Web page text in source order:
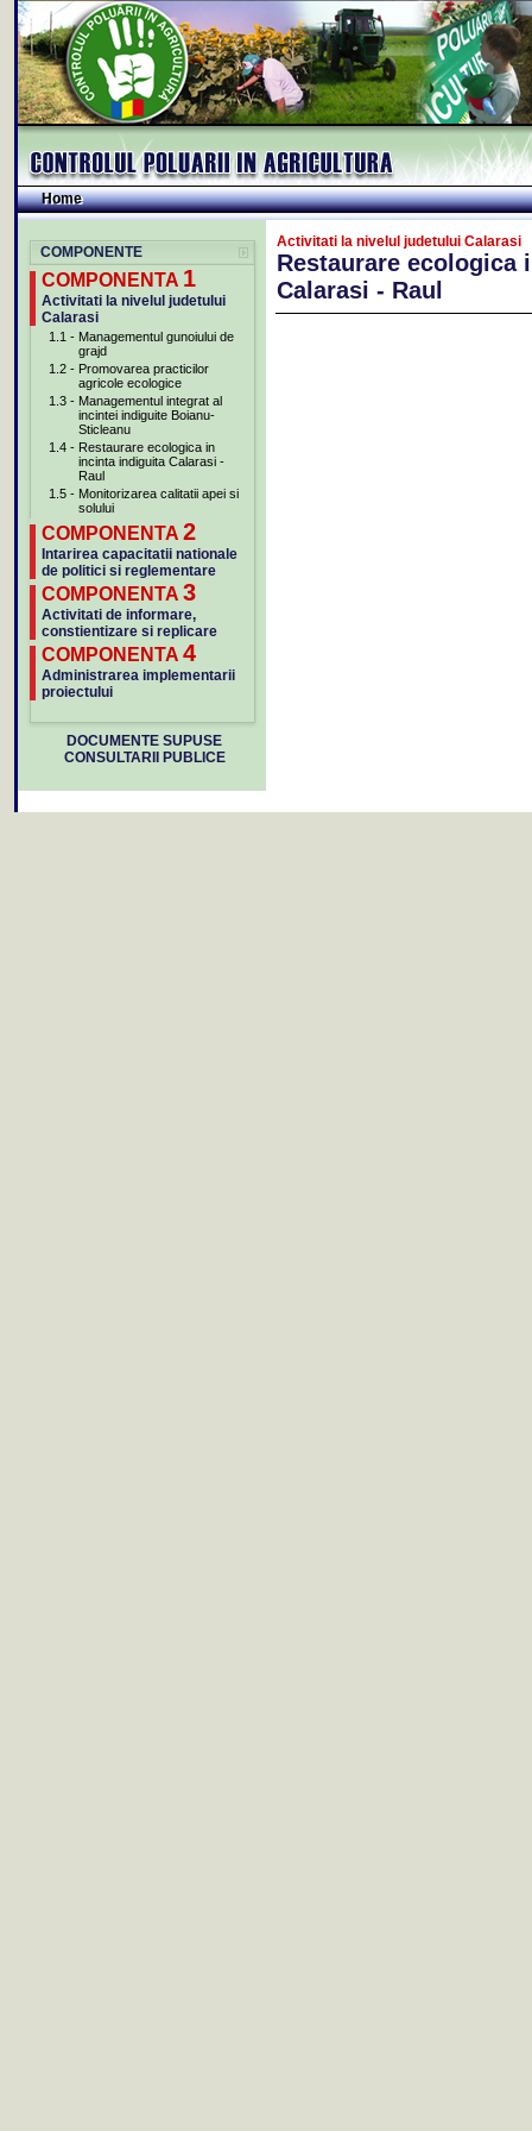
Home
Home
COMPONENTE
COMPONENTA 1
Activitati la nivelul judetului
Calarasi
1.1 - Managementul gunoiului de
grajd
1.2 - Promovarea practicilor
agricole ecologice
1.3 - Managementul integrat al
incintei indiguite Boianu-
Sticleanu
1.4 - Restaurare ecologica in
incinta indiguita Calarasi -
Raul
1.5 - Monitorizarea calitatii apei si
solului
COMPONENTA 2
Intarirea capacitatii nationale
de politici si reglementare
COMPONENTA 3
Activitati de informare,
constientizare si replicare
COMPONENTA 4
Administrarea implementarii
proiectului
DOCUMENTE SUPUSE
CONSULTARII PUBLICE
Activitati la nivelul judetului Calarasi
Restaurare
Calarasi - Raul